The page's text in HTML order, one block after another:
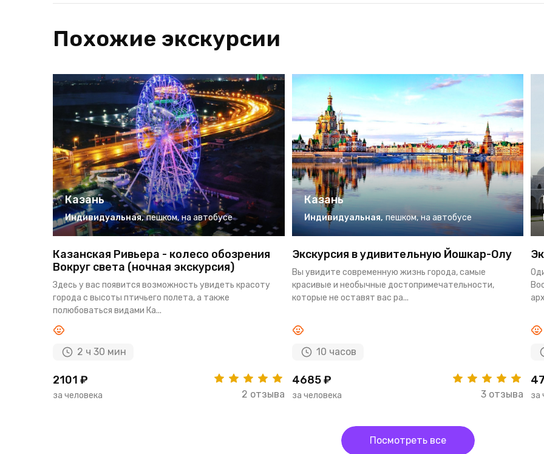
Похожие экскурсии
Казань
Индивидуальная, пешком, на автобусе
Казанская Ривьера - колесо обозрения
Вокруг света (ночная экскурсия)
Здесь у вас появится возможность увидеть красоту
города с высоты птичьего полета, а также
полюбоваться видами Ка...
2 ч 30 мин
2101 ₽
за человека 2 отзыва
Казань
Индивидуальная, пешком, на автобусе
Экскурсия в удивительную Йошкар-Олу
Вы увидите современную жизнь города, самые
красивые и необычные достопримечательности,
которые не оставят вас ра...
10 часов
4685 ₽
за человека 3 отзыва за
Посмотреть все